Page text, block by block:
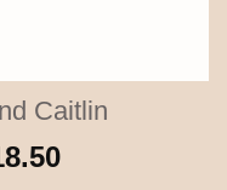
Caitlin
Prijsklasse: